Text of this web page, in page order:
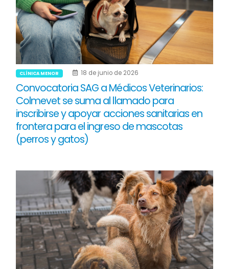
CLÍNICA MENOR 18 de junio de 2026
Convocatoria SAG a Médicos Veterinarios:
Colmevet se suma al llamado para
inscribirse y apoyar acciones sanitarias en
frontera para el ingreso de mascotas
(perros y gatos)